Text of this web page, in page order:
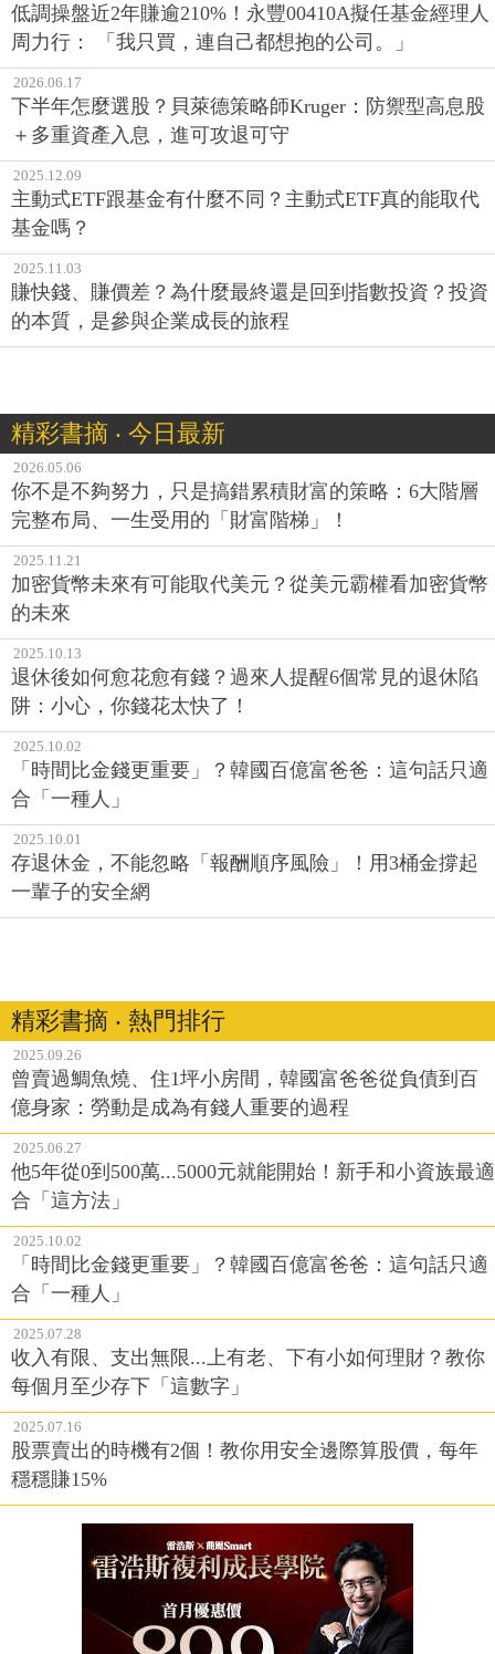
低調操盤近2年賺逾210%！永豐00410A擬任基金經理人
周力行： 「我只買，連自己都想抱的公司。」
2026.06.17
下半年怎麼選股？貝萊德策略師Kruger：防禦型高息股
＋多重資產入息，進可攻退可守
2025.12.09
主動式ETF跟基金有什麼不同？主動式ETF真的能取代
基金嗎？
2025.11.03
賺快錢、賺價差？為什麼最終還是回到指數投資？投資
的本質，是參與企業成長的旅程
精彩書摘 ‧ 今日最新
2026.05.06
你不是不夠努力，只是搞錯累積財富的策略：6大階層
完整布局、一生受用的「財富階梯」！
2025.11.21
加密貨幣未來有可能取代美元？從美元霸權看加密貨幣
的未來
2025.10.13
退休後如何愈花愈有錢？過來人提醒6個常見的退休陷
阱：小心，你錢花太快了！
2025.10.02
「時間比金錢更重要」？韓國百億富爸爸：這句話只適
合「一種人」
2025.10.01
存退休金，不能忽略「報酬順序風險」！用3桶金撐起
一輩子的安全網
精彩書摘 ‧ 熱門排行
2025.09.26
曾賣過鯛魚燒、住1坪小房間，韓國富爸爸從負債到百
億身家：勞動是成為有錢人重要的過程
2025.06.27
他5年從0到500萬...5000元就能開始！新手和小資族最適
合「這方法」
2025.10.02
「時間比金錢更重要」？韓國百億富爸爸：這句話只適
合「一種人」
2025.07.28
收入有限、支出無限...上有老、下有小如何理財？教你
每個月至少存下「這數字」
2025.07.16
股票賣出的時機有2個！教你用安全邊際算股價，每年
穩穩賺15%